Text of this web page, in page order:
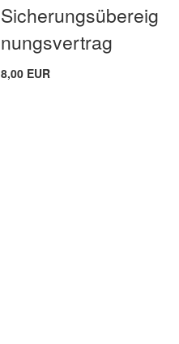
Sicherungsübereig
nungsvertrag
8,00 EUR